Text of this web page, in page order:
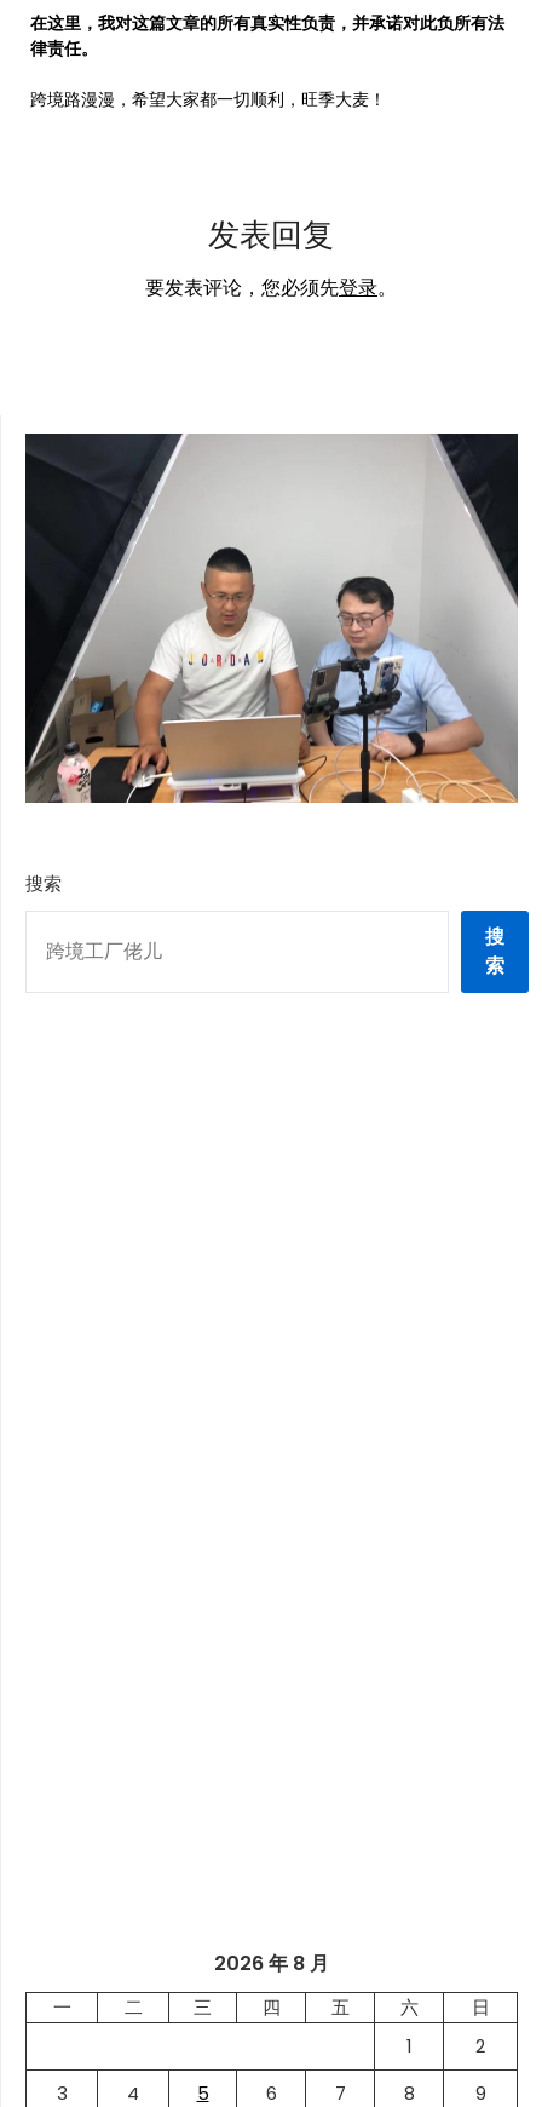
在这里，我对这篇文章的所有真实性负责，并承诺对此负所有法
律责任。
跨境路漫漫，希望大家都一切顺利，旺季大麦！
发表回复
要发表评论，您必须先登录。
搜索
搜
索
2026 年 8 月
一 二 三 四 五 六
日
1
2
3
4 5 6 7 8 9